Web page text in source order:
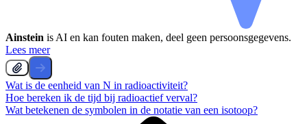
Ainstein is AI en kan fouten maken, deel geen persoonsgegevens.
Lees meer
Wat is de eenheid van N in radioactiviteit?
Hoe bereken ik de tijd bij radioactief verval?
Wat betekenen de symbolen in de notatie van een isotoop?